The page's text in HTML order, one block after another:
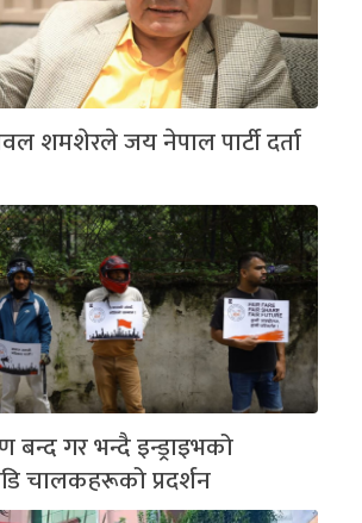
शमशेरले जय नेपाल पार्टी दर्ता
बन्द गर भन्दै इन्ड्राइभको
चालकहरूको प्रदर्शन